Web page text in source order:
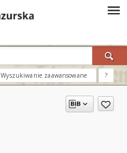
Wyszukiwanie zaawansowane ?